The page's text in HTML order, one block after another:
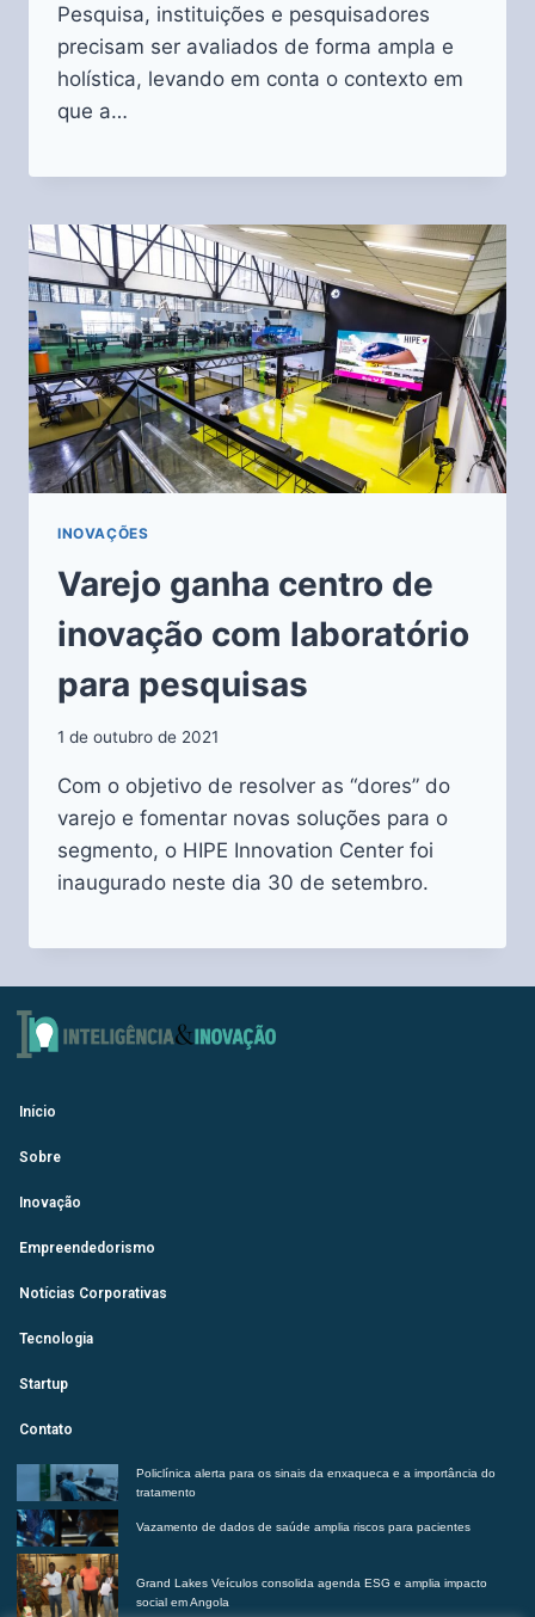
Pesquisa, instituições e pesquisadores
precisam ser avaliados de forma ampla e
holística, levando em conta o contexto em
que a…
INOVAÇÕES
Varejo ganha centro de
inovação com laboratório
para pesquisas
1 de outubro de 2021
Com o objetivo de resolver as “dores” do
varejo e fomentar novas soluções para o
segmento, o HIPE Innovation Center foi
inaugurado neste dia 30 de setembro.
Início
Sobre
Inovação
Empreendedorismo
Notícias Corporativas
Tecnologia
Startup
Contato
Policlínica alerta para os sinais da enxaqueca e a importância do
tratamento
Vazamento de dados de saúde amplia riscos para pacientes
Grand Lakes Veículos consolida agenda ESG e amplia impacto
social em Angola